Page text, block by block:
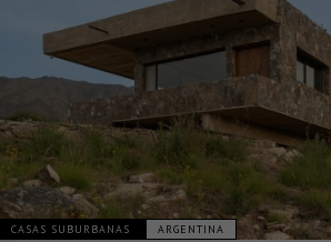
CASAS SUBURBANAS ARGENTINA